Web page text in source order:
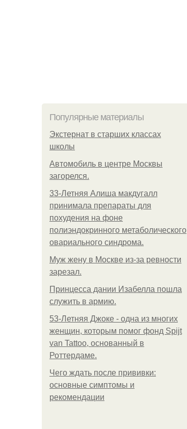
Популярные материалы
Экстернат в старших классах
школы
Автомобиль в центре Москвы
загорелся.
33-Летняя Алиша макдугалл
принимала препараты для
похудения на фоне
полиэндокринного метаболического
овариального синдрома.
Mуж жену в Москве из-за ревности
зарезал.
Принцесса дании Изабелла пошла
служить в армию.
53-Летняя Джоке - одна из многих
женщин, которым помог фонд Spijt
van Tattoo, основанный в
Роттердаме.
Чего ждать после прививки:
основные симптомы и
рекомендации